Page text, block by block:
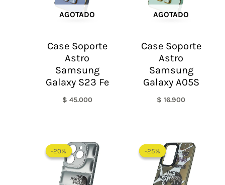
AGOTADO
Case Soporte
Astro
Samsung
Galaxy S23 Fe
$ 45.000
AGOTADO
Case Soporte
Astro
Samsung
Galaxy A05S
$ 16.900
-20%
-20%
precio
original
era:
$ 60.000.
-25%
-25%
precio
original
era:
$ 60.000.